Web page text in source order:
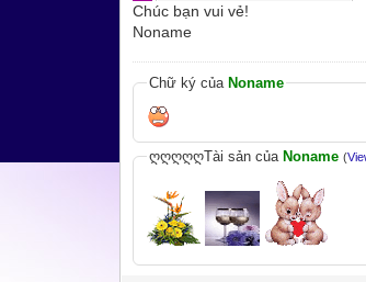
Chúc bạn vui vẻ!
Noname
Chữ ký của Noname
ღღღღღTài sản của Noname (